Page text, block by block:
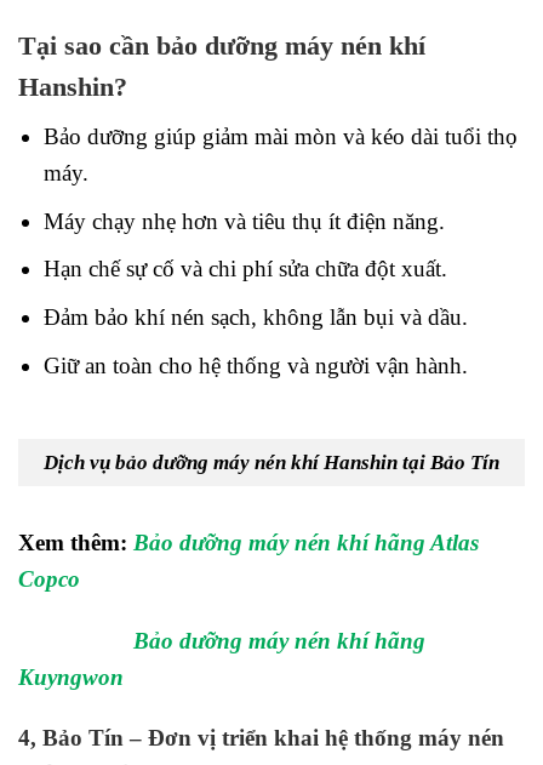
Tại sao cần bảo dưỡng máy nén khí
Hanshin?
Bảo dưỡng giúp giảm mài mòn và kéo dài tuổi thọ
máy.
Máy chạy nhẹ hơn và tiêu thụ ít điện năng.
Hạn chế sự cố và chi phí sửa chữa đột xuất.
Đảm bảo khí nén sạch, không lẫn bụi và dầu.
Giữ an toàn cho hệ thống và người vận hành.
Dịch vụ bảo dưỡng máy nén khí Hanshin tại Bảo Tín
Xem thêm: Bảo dưỡng máy nén khí hãng Atlas
Copco
Bảo dưỡng máy nén khí hãng
Kuyngwon
4, Bảo Tín – Đơn vị triển khai hệ thống máy nén